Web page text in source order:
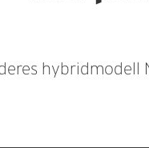
hybridmodell